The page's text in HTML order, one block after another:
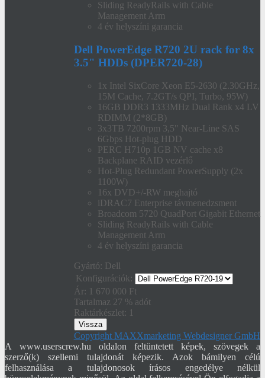
Sliding ReadyRails with Cable
Management Arm
4 év helyszíni garancia
Dell PowerEdge R720 2U rack for 8x
3.5" HDDs (DPER720-28)
1x Intel SixCore Xeon E5-2630 (2.30GHz,
15M Cache, 7.2GT/s QPI, Turbo, 95W)
16GB DDR3 1333MHz Dual Rank x4 LV
RDIMM (2*8GB)
3x3TB 7200rpm 3,5" Near-Line SAS
6Gbps Hot-plug HDD
PERC H710p 1GB NV cache x8
Backplane RAID vezérlő
Hot-Plug Redundant PowerSupply (2x
1100W)
16x DVD+/-RW meghajtó
iDRAC7 Enterprise távmenedzsment
Broadcom 5720 QuadPort Gigabit Ethernet
Sliding ReadyRails with Cable
Management Arm
4 év helyszíni garancia
Gyártó: Dell
Konfigurációk:
Ár: 1 670 000 Ft
Tartalmaz 27 % adót
Raktárkészlet: 1
Copyright MAXXmarketing Webdesigner GmbH
A www.userscrew.hu oldalon feltüntetett képek, szövegek a
szerző(k) szellemi tulajdonát képezik. Azok bámilyen célú
felhasználása a tulajdonosok írásos engedélye nélkül